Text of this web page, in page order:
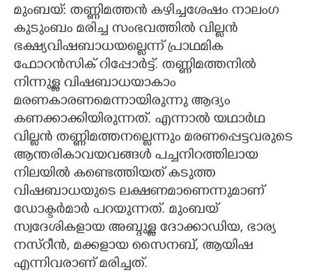
LITERATURE
ZOOM
CONTACT US
മുംബയ്: തണ്ണിമത്തൻ കഴിച്ചശേഷം നാലംഗ
കുടുംബം മരിച്ച സംഭവത്തില്‍ വില്ലൻ
ഭക്ഷ്യവിഷബാധയല്ലെന്ന് പ്രാഥമിക
ഫോറന്‍സിക് റിപ്പോര്‍ട്ട്. തണ്ണിമത്തനില്‍
നിന്നുള്ള വിഷബാധയാകാം
മരണകാരണമെന്നായിരുന്നു ആദ്യം
കണക്കാക്കിയിരുന്നത്. എന്നാൽ യഥാര്‍ഥ
വില്ലന്‍ തണ്ണിമത്തനല്ലെന്നും മരണപ്പെട്ടവരുടെ
ആന്തരികാവയവങ്ങള്‍ പച്ചനിറത്തിലായ
നിലയില്‍ കണ്ടെത്തിയത് കടുത്ത
വിഷബാധയുടെ ലക്ഷണമാണെന്നുമാണ്
ഡോക്ടര്‍മാര്‍ പറയുന്നത്. മുംബയ്
സ്വദേശികളായ അബ്ദുള്ള ദോക്കാഡിയ, ഭാര്യ
നസ്റീൻ, മക്കളായ സൈനബ്, ആയിഷ
എന്നിവരാണ് മരിച്ചത്.